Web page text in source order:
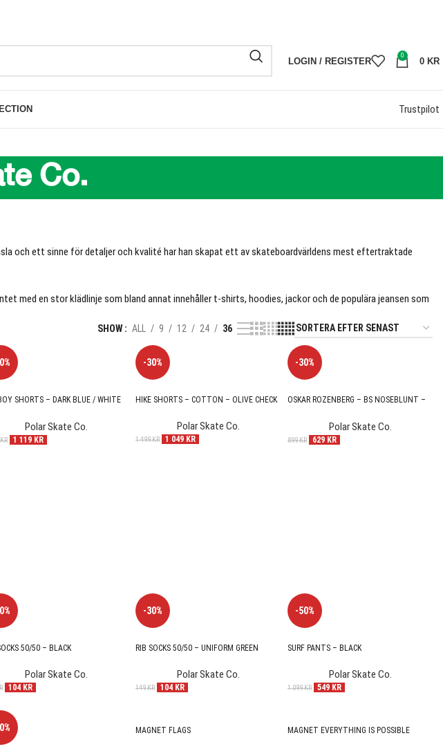
LOGIN / REGISTER
0
0 KR
Trustpilot
Co.
och ett sinne för detaljer och kvalité har han skapat ett av skateboardvärldens mest eftertraktade
med en stor klädlinje som bland annat innehåller t-shirts, hoodies, jackor och de populära jeansen som
SHOW ALL 9 12 24 36
SHORTS – DARK BLUE / WHITE
Polar Skate Co.
KR 1 119 KR
-30%
HIKE SHORTS – COTTON – OLIVE CHECK
Polar Skate Co.
1 499KR 1 049 KR
-30%
OSKAR ROZENBERG – BS NOSEBLUNT –
Polar Skate Co.
899KR 629 KR
50/50 – BLACK
Polar Skate Co.
104 KR
-30%
RIB SOCKS 50/50 – UNIFORM GREEN
Polar Skate Co.
149KR 104 KR
-50%
SURF PANTS – BLACK
Polar Skate Co.
1 099KR 549 KR
MAGNET FLAGS MAGNET EVERYTHING IS POSSIBLE